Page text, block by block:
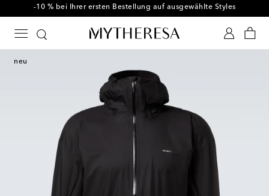
-10 % bei Ihrer ersten Bestellung auf ausgewählte Styles
neu